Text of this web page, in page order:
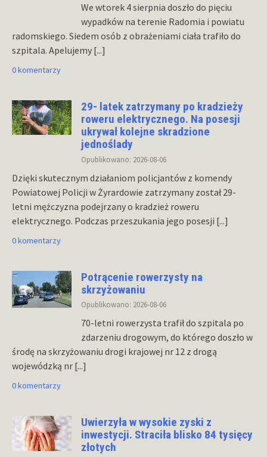
We wtorek 4 sierpnia doszło do pięciu
wypadków na terenie Radomia i powiatu
radomskiego. Siedem osób z obrażeniami ciała trafiło do
szpitala. Apelujemy [...]
0 komentarzy
29- latek zatrzymany po kradzieży
roweru elektrycznego. Na posesji
ukrywał kolejne skradzione
jednoślady
Opublikowano: 2026-08-06
Dzięki skutecznym działaniom policjantów z komendy
Powiatowej Policji w Żyrardowie zatrzymany został 29-
letni mężczyzna podejrzany o kradzież roweru
elektrycznego. Podczas przeszukania jego posesji [...]
0 komentarzy
Potrącenie rowerzysty na
skrzyżowaniu
Opublikowano: 2026-08-06
70-letni rowerzysta trafił do szpitala po
zdarzeniu drogowym, do którego doszło w
środę na skrzyżowaniu drogi krajowej nr 12 z drogą
wojewódzką nr [...]
0 komentarzy
Uwierzyła w wysokie zyski z
inwestycji. Straciła blisko 84 tysięcy
złotych